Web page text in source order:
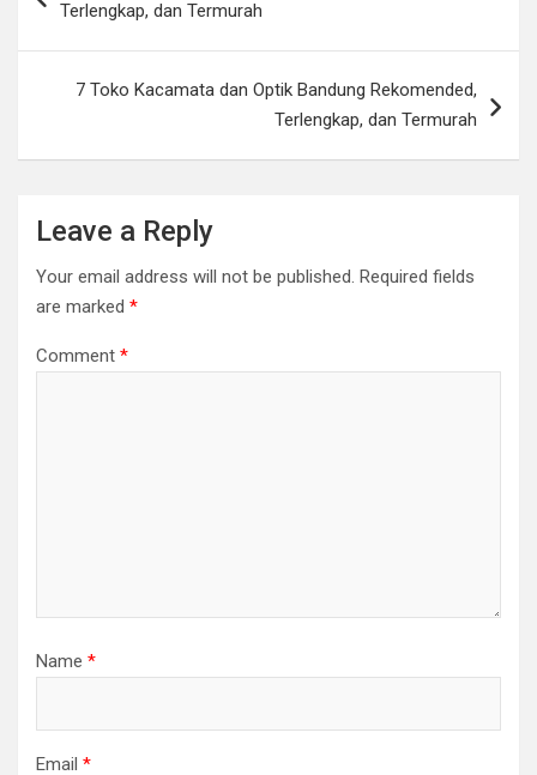
Terlengkap, dan Termurah
7 Toko Kacamata dan Optik Bandung Rekomended,
Terlengkap, dan Termurah
Leave a Reply
Your email address will not be published. Required fields
are marked *
Comment *
Name *
Email *